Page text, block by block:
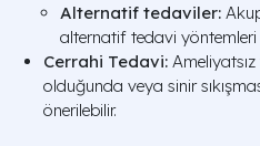
Alternatif tedaviler:
alternatif tedavi yöntemleri
Cerrahi Tedavi:
olduğunda veya sinir
önerilebilir.